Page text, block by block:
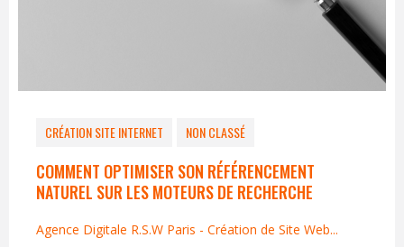
CRÉATION SITE INTERNET NON CLASSÉ
COMMENT OPTIMISER SON RÉFÉRENCEMENT
NATUREL SUR LES MOTEURS DE RECHERCHE
Agence Digitale R.S.W Paris - Création de Site Web...